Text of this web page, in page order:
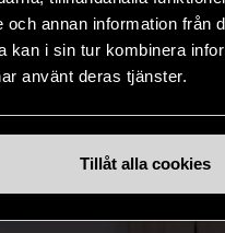
annan information från
kan i sin tur kombinera
använt deras tjänster.
Tillåt alla cookies